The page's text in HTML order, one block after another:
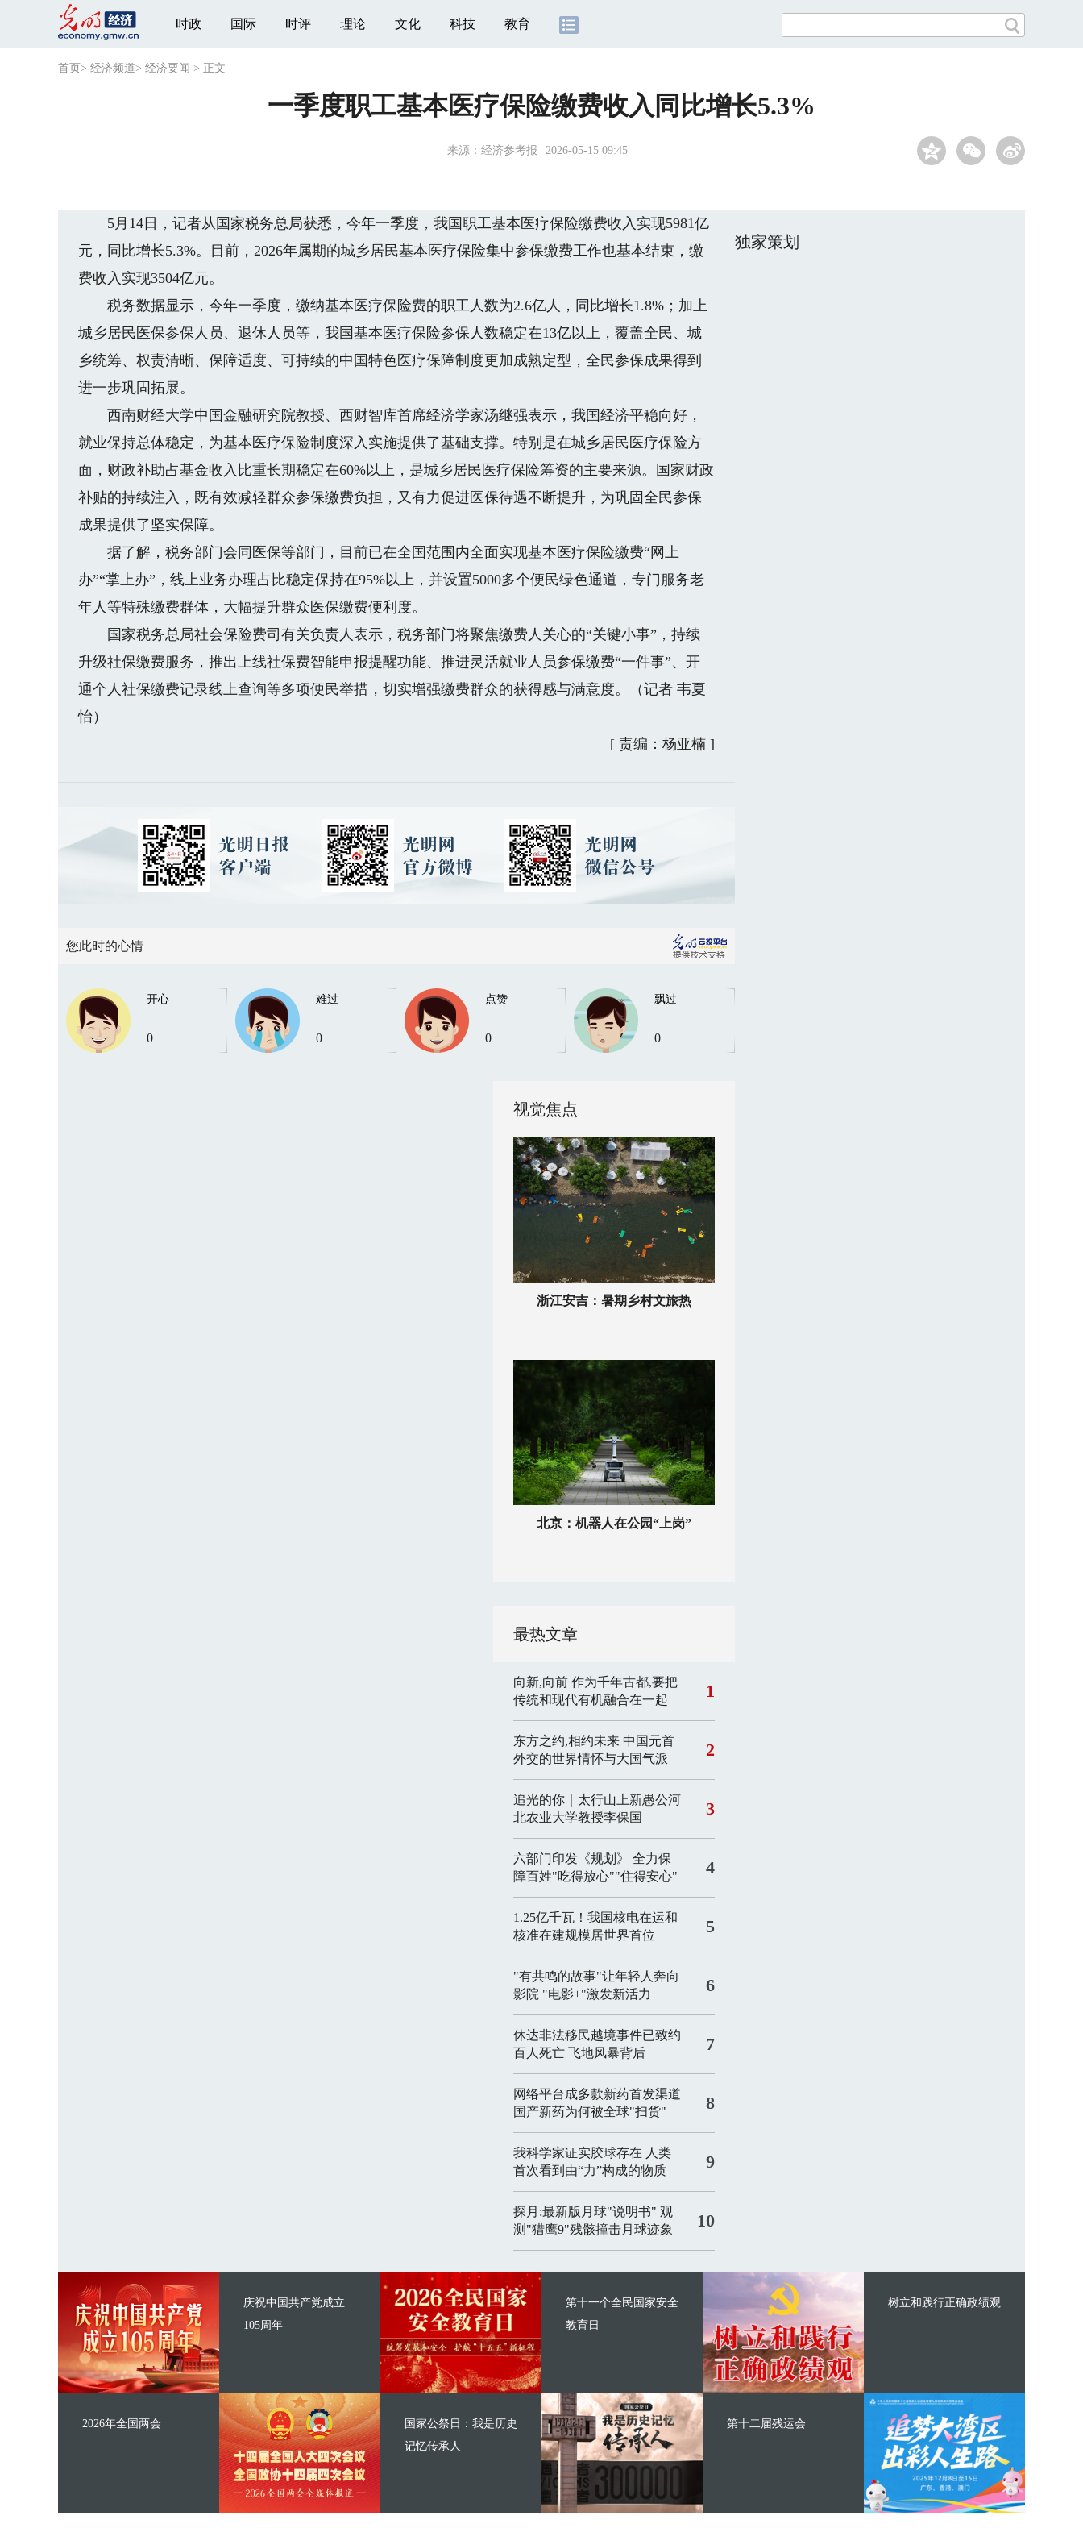
时政 国际 时评 理论 文化 科技 教育
首页 > 经济频道> 经济要闻 > 正文
一季度职工基本医疗保险缴费收入同比增长5.3%
来源： 经济参考报 2026-05-15 09:45
5月14日，记者从国家税务总局获悉，今年一季度，我国职工基本医疗保险缴费收入实现5981亿
元，同比增长5.3%。目前，2026年属期的城乡居民基本医疗保险集中参保缴费工作也基本结束，缴
费收入实现3504亿元。
税务数据显示，今年一季度，缴纳基本医疗保险费的职工人数为2.6亿人，同比增长1.8%；加上
城乡居民医保参保人员、退休人员等，我国基本医疗保险参保人数稳定在13亿以上，覆盖全民、城
乡统筹、权责清晰、保障适度、可持续的中国特色医疗保障制度更加成熟定型，全民参保成果得到
进一步巩固拓展。
西南财经大学中国金融研究院教授、西财智库首席经济学家汤继强表示，我国经济平稳向好，
就业保持总体稳定，为基本医疗保险制度深入实施提供了基础支撑。特别是在城乡居民医疗保险方
面，财政补助占基金收入比重长期稳定在60%以上，是城乡居民医疗保险筹资的主要来源。国家财政
补贴的持续注入，既有效减轻群众参保缴费负担，又有力促进医保待遇不断提升，为巩固全民参保
成果提供了坚实保障。
据了解，税务部门会同医保等部门，目前已在全国范围内全面实现基本医疗保险缴费“网上
办”“掌上办”，线上业务办理占比稳定保持在95%以上，并设置5000多个便民绿色通道，专门服务老
年人等特殊缴费群体，大幅提升群众医保缴费便利度。
国家税务总局社会保险费司有关负责人表示，税务部门将聚焦缴费人关心的“关键小事”，持续
升级社保缴费服务，推出上线社保费智能申报提醒功能、推进灵活就业人员参保缴费“一件事”、开
通个人社保缴费记录线上查询等多项便民举措，切实增强缴费群众的获得感与满意度。（记者 韦夏
怡）
[ 责编：杨亚楠 ]
您此时的心情
开心
0
难过
0
点赞
0
飘过
0
视觉焦点
浙江安吉：暑期乡村文旅热
北京：机器人在公园“上岗”
最热文章
向新,向前 作为千年古都,要把
传统和现代有机融合在一起
1
东方之约,相约未来 中国元首
外交的世界情怀与大国气派
2
追光的你｜太行山上新愚公河
北农业大学教授李保国
3
六部门印发《规划》 全力保
障百姓"吃得放心""住得安心"
4
1.25亿千瓦！我国核电在运和
核准在建规模居世界首位
5
"有共鸣的故事"让年轻人奔向
影院 "电影+"激发新活力 6
休达非法移民越境事件已致约
百人死亡 飞地风暴背后 7
网络平台成多款新药首发渠道
国产新药为何被全球"扫货"
8
我科学家证实胶球存在 人类
首次看到由“力”构成的物质
9
探月:最新版月球"说明书" 观
测"猎鹰9"残骸撞击月球迹象
10
独家策划
庆祝中国共产党成立
105周年
2026年全国两会
第十一个全民国家安全
教育日
国家公祭日：我是历史
记忆传承人
树立和践行正确政绩观
第十二届残运会